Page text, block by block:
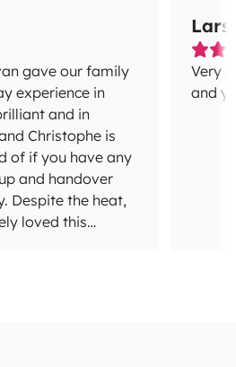
gave our family
experience in
and in
Christophe is
of if you have any
and handover
Despite the heat,
loved this
Lars
Very
and